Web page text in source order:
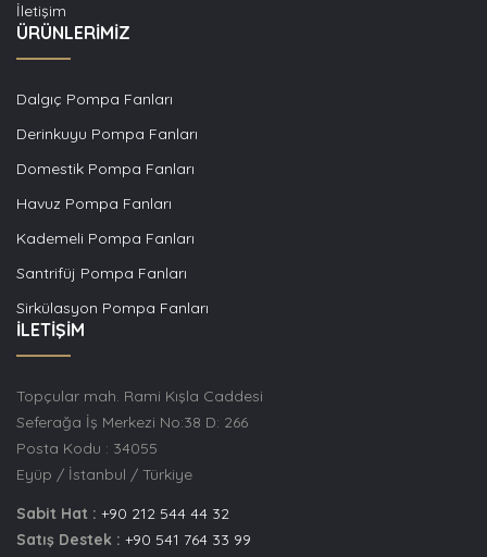
İletişim
ÜRÜNLERİMİZ
Dalgıç Pompa Fanları
Derinkuyu Pompa Fanları
Domestik Pompa Fanları
Havuz Pompa Fanları
Kademeli Pompa Fanları
Santrifüj Pompa Fanları
Sirkülasyon Pompa Fanları
İLETİŞİM
Topçular mah. Rami Kışla Caddesi
Seferağa İş Merkezi No:38 D: 266
Posta Kodu : 34055
Eyüp / İstanbul / Türkiye
Sabit Hat : +90 212 544 44 32
Satış Destek : +90 541 764 33 99